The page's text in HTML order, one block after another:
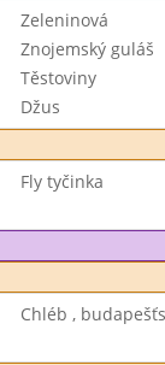
Zeleninová
Znojemský guláš
Těstoviny
Džus
Fly tyčinka
Chléb ,